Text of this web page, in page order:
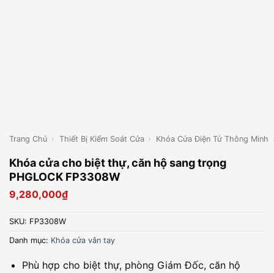
Trang Chủ › Thiết Bị Kiểm Soát Cửa › Khóa Cửa Điện Tử Thông Minh
Khóa cửa cho biệt thự, căn hộ sang trọng
PHGLOCK FP3308W
9,280,000₫
SKU: FP3308W
Danh mục: Khóa cửa vân tay
Phù hợp cho biệt thự, phòng Giám Đốc, căn hộ